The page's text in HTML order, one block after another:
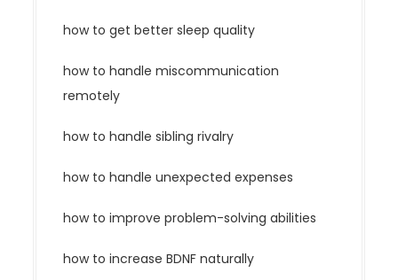
how to get better sleep quality
how to handle miscommunication
remotely
how to handle sibling rivalry
how to handle unexpected expenses
how to improve problem-solving abilities
how to increase BDNF naturally